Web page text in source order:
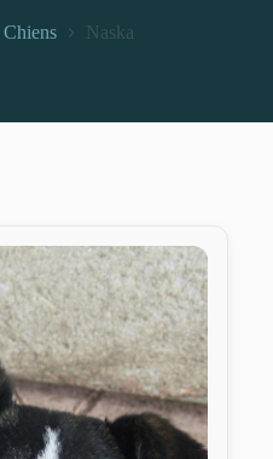
Chiens Naska